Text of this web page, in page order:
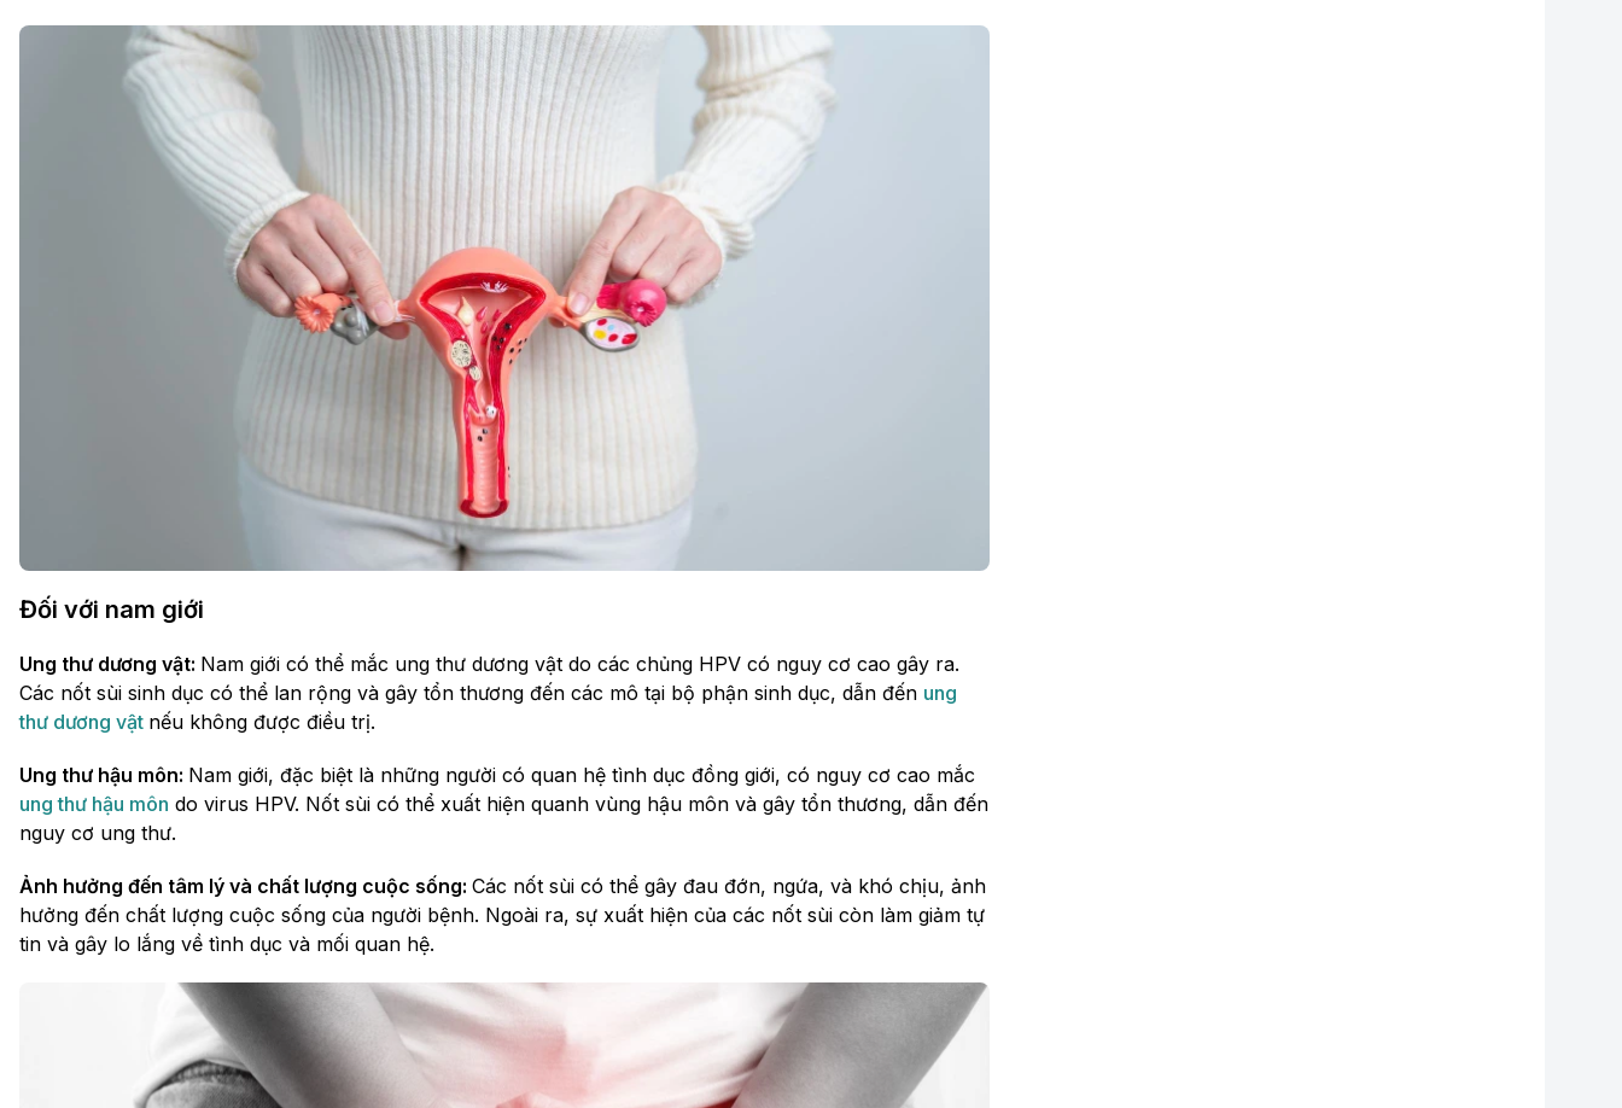
Đối với nam giới
Ung thư dương vật: Nam giới có thể mắc ung thư dương vật do các chủng HPV có nguy cơ cao gây ra.
Các nốt sùi sinh dục có thể lan rộng và gây tổn thương đến các mô tại bộ phận sinh dục, dẫn đến ung
thư dương vật nếu không được điều trị.
Ung thư hậu môn: Nam giới, đặc biệt là những người có quan hệ tình dục đồng giới, có nguy cơ cao mắc
ung thư hậu môn do virus HPV. Nốt sùi có thể xuất hiện quanh vùng hậu môn và gây tổn thương, dẫn đến
nguy cơ ung thư.
Ảnh hưởng đến tâm lý và chất lượng cuộc sống: Các nốt sùi có thể gây đau đớn, ngứa, và khó chịu, ảnh
hưởng đến chất lượng cuộc sống của người bệnh. Ngoài ra, sự xuất hiện của các nốt sùi còn làm giảm tự
tin và gây lo lắng về tình dục và mối quan hệ.